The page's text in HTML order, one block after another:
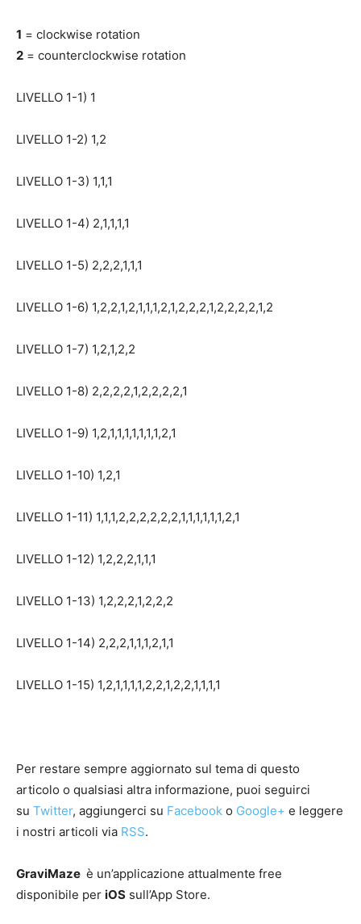
1 = clockwise rotation
2 = counterclockwise rotation
LIVELLO 1-1) 1
LIVELLO 1-2) 1,2
LIVELLO 1-3) 1,1,1
LIVELLO 1-4) 2,1,1,1,1
LIVELLO 1-5) 2,2,2,1,1,1
LIVELLO 1-6) 1,2,2,1,2,1,1,1,2,1,2,2,2,1,2,2,2,2,1,2
LIVELLO 1-7) 1,2,1,2,2
LIVELLO 1-8) 2,2,2,2,1,2,2,2,2,1
LIVELLO 1-9) 1,2,1,1,1,1,1,1,1,2,1
LIVELLO 1-10) 1,2,1
LIVELLO 1-11) 1,1,1,2,2,2,2,2,2,1,1,1,1,1,1,2,1
LIVELLO 1-12) 1,2,2,2,1,1,1
LIVELLO 1-13) 1,2,2,2,1,2,2,2
LIVELLO 1-14) 2,2,2,1,1,1,2,1,1
LIVELLO 1-15) 1,2,1,1,1,1,2,2,1,2,2,1,1,1,1
Per restare sempre aggiornato sul tema di questo
articolo o qualsiasi altra informazione, puoi seguirci
su Twitter, aggiungerci su Facebook o Google+ e leggere
i nostri articoli via RSS.
GraviMaze è un’applicazione attualmente free
disponibile per iOS sull’App Store.